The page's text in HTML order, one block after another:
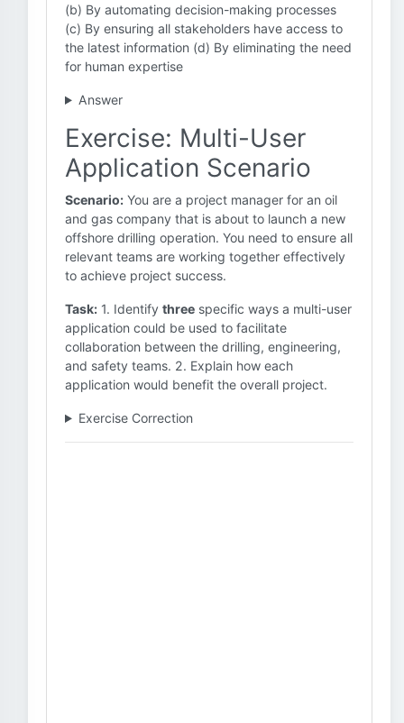
(b) By automating decision-making processes
(c) By ensuring all stakeholders have access to
the latest information (d) By eliminating the need
for human expertise
Answer
Exercise: Multi-User
Application Scenario
Scenario: You are a project manager for an oil
and gas company that is about to launch a new
offshore drilling operation. You need to ensure all
relevant teams are working together effectively
to achieve project success.
Task: 1. Identify three specific ways a multi-user
application could be used to facilitate
collaboration between the drilling, engineering,
and safety teams. 2. Explain how each
application would benefit the overall project.
Exercise Correction